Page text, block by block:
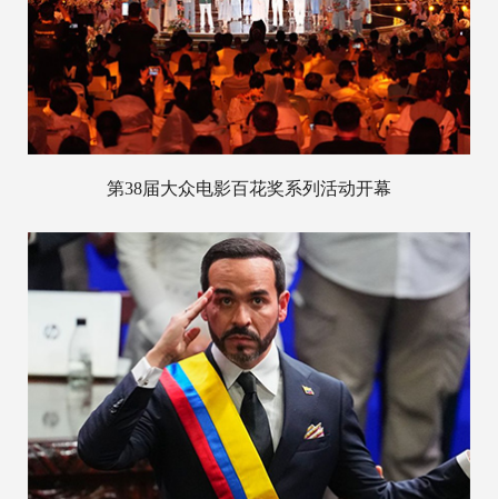
第38届大众电影百花奖系列活动开幕